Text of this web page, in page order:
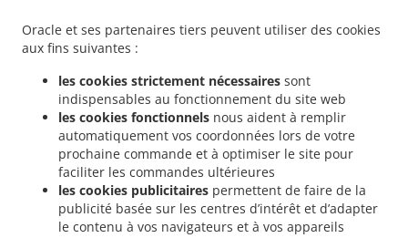
Oracle et ses partenaires tiers peuvent utiliser des cookies
aux fins suivantes :
les cookies strictement nécessaires sont
indispensables au fonctionnement du site web
les cookies fonctionnels nous aident à remplir
automatiquement vos coordonnées lors de votre
prochaine commande et à optimiser le site pour
faciliter les commandes ultérieures
les cookies publicitaires permettent de faire de la
publicité basée sur les centres d’intérêt et d’adapter
le contenu à vos navigateurs et à vos appareils
MOYENS DE PAIEMENT ACCEPTÉS
Sandwichs Service de livraison Mons Cuesmes . Sandwichs Service de livraison Mons
Sandwichs Service de livraison Mons Jemappes
Sandwichs Service de
livraison Mons Nimy . Sandwichs Service de livraison Mons . Sandwichs Service de